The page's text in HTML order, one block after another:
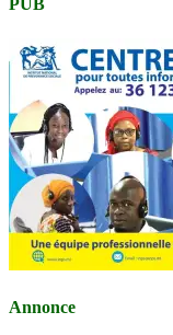
PUB
Annonce